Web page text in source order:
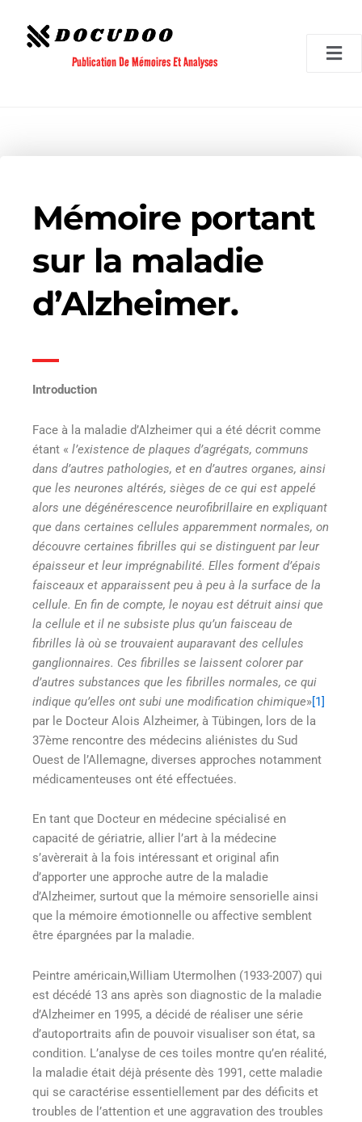
contenu
Publication De Mémoires Et Analyses
Mémoire portant
sur la maladie
d’Alzheimer.
Introduction
Face à la maladie d’Alzheimer qui a été décrit comme
étant « l’existence de plaques d’agrégats, communs
dans d’autres pathologies, et en d’autres organes, ainsi
que les neurones altérés, sièges de ce qui est appelé
alors une dégénérescence neurofibrillaire en expliquant
que dans certaines cellules apparemment normales, on
découvre certaines fibrilles qui se distinguent par leur
épaisseur et leur imprégnabilité. Elles forment d’épais
faisceaux et apparaissent peu à peu à la surface de la
cellule. En fin de compte, le noyau est détruit ainsi que
la cellule et il ne subsiste plus qu’un faisceau de
fibrilles là où se trouvaient auparavant des cellules
ganglionnaires. Ces fibrilles se laissent colorer par
d’autres substances que les fibrilles normales, ce qui
indique qu’elles ont subi une modification chimique»[1]
par le Docteur Alois Alzheimer, à Tübingen, lors de la
37ème rencontre des médecins aliénistes du Sud
Ouest de l’Allemagne, diverses approches notamment
médicamenteuses ont été effectuées.
En tant que Docteur en médecine spécialisé en
capacité de gériatrie, allier l’art à la médecine
s’avèrerait à la fois intéressant et original afin
d’apporter une approche autre de la maladie
d’Alzheimer, surtout que la mémoire sensorielle ainsi
que la mémoire émotionnelle ou affective semblent
être épargnées par la maladie.
Peintre américain,William Utermolhen (1933-2007) qui
est décédé 13 ans après son diagnostic de la maladie
d’Alzheimer en 1995, a décidé de réaliser une série
d’autoportraits afin de pouvoir visualiser son état, sa
condition. L’analyse de ces toiles montre qu’en réalité,
la maladie était déjà présente dès 1991, cette maladie
qui se caractérise essentiellement par des déficits et
troubles de l’attention et une aggravation des troubles